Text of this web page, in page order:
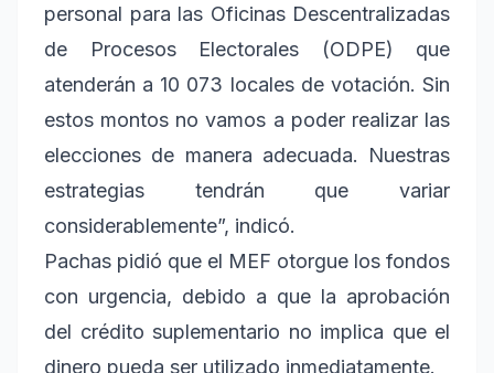
personal para las Oficinas Descentralizadas
de Procesos Electorales (ODPE) que
atenderán a 10 073 locales de votación. Sin
estos montos no vamos a poder realizar las
elecciones de manera adecuada. Nuestras
estrategias tendrán que variar
considerablemente”, indicó.
Pachas pidió que el MEF otorgue los fondos
con urgencia, debido a que la aprobación
del crédito suplementario no implica que el
dinero pueda ser utilizado inmediatamente.